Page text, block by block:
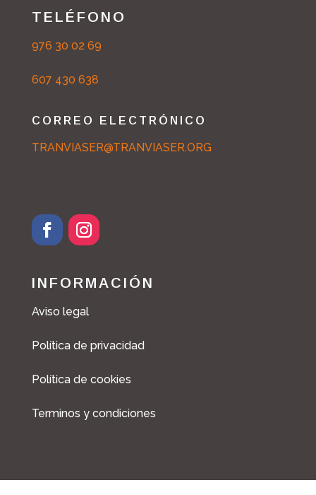
TELÉFONO
976 30 02 69
607 430 638
CORREO ELECTRÓNICO
TRANVIASER@TRANVIASER.ORG
INFORMACIÓN
Aviso legal
Política de privacidad
Política de cookies
Terminos y condiciones